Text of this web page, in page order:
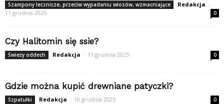
Szampony lecznicze, przeciw wypadaniu włosów, wzmacniające Redakcja -
11 grudnia 2025
0
Czy Halitomin się ssie?
Świeży oddech Redakcja - 11 grudnia 2025 0
Gdzie można kupić drewniane patyczki?
Szpatułki Redakcja - 10 grudnia 2025 0